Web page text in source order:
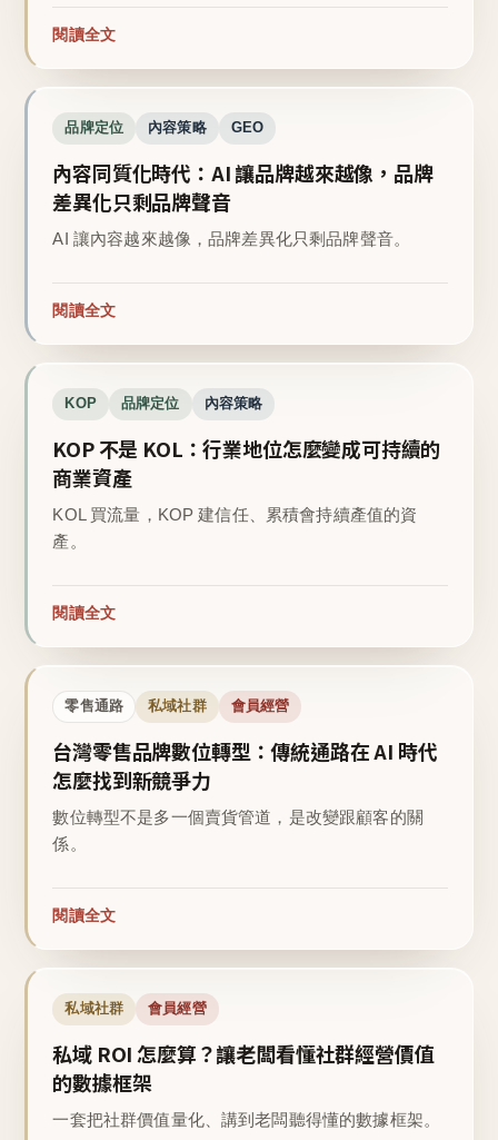
閱讀全文
品牌定位 內容策略 GEO
內容同質化時代：AI 讓品牌越來越像，品牌
差異化只剩品牌聲音
AI 讓內容越來越像，品牌差異化只剩品牌聲音。
閱讀全文
KOP 品牌定位 內容策略
KOP 不是 KOL：行業地位怎麼變成可持續的
商業資產
KOL 買流量，KOP 建信任、累積會持續產值的資
產。
閱讀全文
零售通路 私域社群 會員經營
台灣零售品牌數位轉型：傳統通路在 AI 時代
怎麼找到新競爭力
數位轉型不是多一個賣貨管道，是改變跟顧客的關
係。
閱讀全文
私域社群 會員經營
私域 ROI 怎麼算？讓老闆看懂社群經營價值
的數據框架
一套把社群價值量化、講到老闆聽得懂的數據框架。